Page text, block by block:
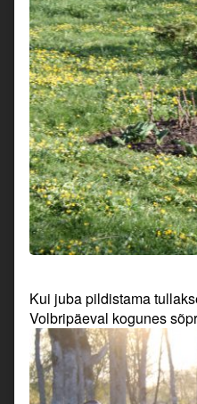
Kui juba pildistama
Volbripäeval kogunes